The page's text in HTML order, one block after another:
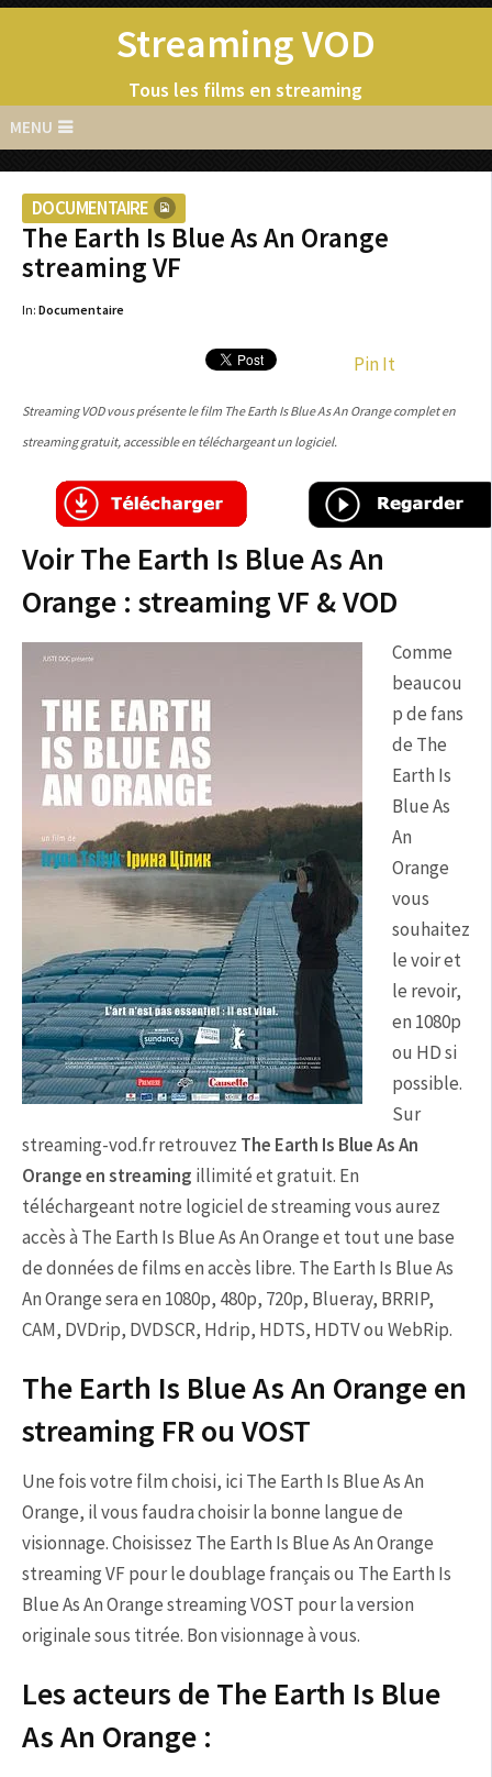
Streaming VOD
Tous les films en streaming
MENU
DOCUMENTAIRE
The Earth Is Blue As An Orange
streaming VF
In: Documentaire
Pin It
Streaming VOD vous présente le film The Earth Is Blue As An Orange complet en
streaming gratuit, accessible en téléchargeant un logiciel.
Voir The Earth Is Blue As An
Orange : streaming VF & VOD
Comme
beaucou
p de fans
de The
Earth Is
Blue As
An
Orange
vous
souhaitez
le voir et
le revoir,
en 1080p
ou HD si
possible.
Sur
streaming-vod.fr retrouvez The Earth Is Blue As An
Orange en streaming illimité et gratuit. En
téléchargeant notre logiciel de streaming vous aurez
accès à The Earth Is Blue As An Orange et tout une base
de données de films en accès libre. The Earth Is Blue As
An Orange sera en 1080p, 480p, 720p, Blueray, BRRIP,
CAM, DVDrip, DVDSCR, Hdrip, HDTS, HDTV ou WebRip.
The Earth Is Blue As An Orange en
streaming FR ou VOST
Une fois votre film choisi, ici The Earth Is Blue As An
Orange, il vous faudra choisir la bonne langue de
visionnage. Choisissez The Earth Is Blue As An Orange
streaming VF pour le doublage français ou The Earth Is
Blue As An Orange streaming VOST pour la version
originale sous titrée. Bon visionnage à vous.
Les acteurs de The Earth Is Blue
As An Orange :